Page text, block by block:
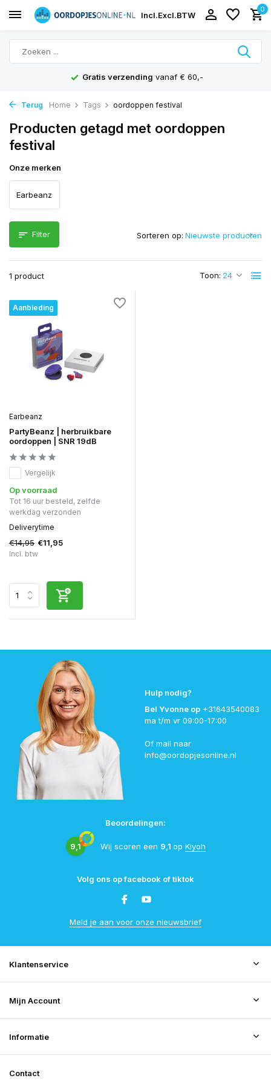
Incl.Excl.BTW
0
Gratis verzending vanaf € 60,-
Terug Home Tags oordoppen festival
Producten getagd met oordoppen
festival
Onze merken
Earbeanz
Filter
1 product Toon:
Sorteren op:
Aanbieding
Earbeanz
PartyBeanz | herbruikbare
oordoppen | SNR 19dB
Vergelijk
Op voorraad
Tot 16 uur besteld, zelfde
werkdag verzonden
Deliverytime
€14,95 €11,95
Incl. btw
Hulp nodig?
Bel Yvonne op +31643540083
ma t/m vr 09:00-17:00
Of mail naar
info@oordopjesonline.nl
Beoordelingen:
9,1 Wij scoren een 9,1 op Kiyoh
Volg ons op facebook of tiktok
Meld je aan voor onze nieuwsbrief
Klantenservice
Mijn Account
Informatie
Contact